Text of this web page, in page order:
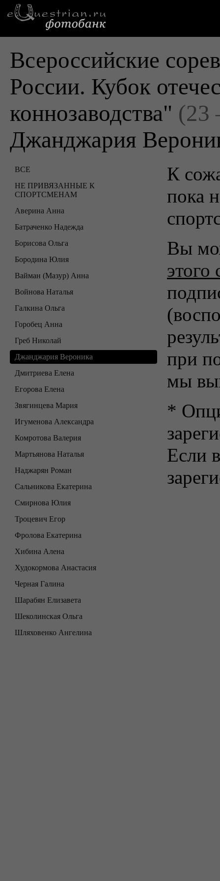
Всероссийские
России. Кубок
коннозаводства" (23
Джанджария
ВСЕ
НЕ ПРИВЯЗАННЫЕ К
СПОРТСМЕНАМ
Аверина Анна
Батраченко Надежда
Борисова Ольга
Бородина Юлия
Вайман (Мазур) Анна
Войнова Наталья
Галкина Ольга
Горобец Анна
Греб Николай
Джанджария Вероника
Дмитриева Елена
Егорова Елена
Звягинцева Мария
Игуменова Александра
Комротова Валерия
Мартьянова Наталья
Наджарян Роман
Сальникова Екатерина
Смирнова Юлия
Троцевич Егор
Фролова Екатерина
Хибина Алена
Худокормова Анастасия
Черная Галина
Шарабян Елизавета
Шеколинская Ольга
Шляховенко Ангелина
К
пока
Вы
этого
при
мы
*
Если